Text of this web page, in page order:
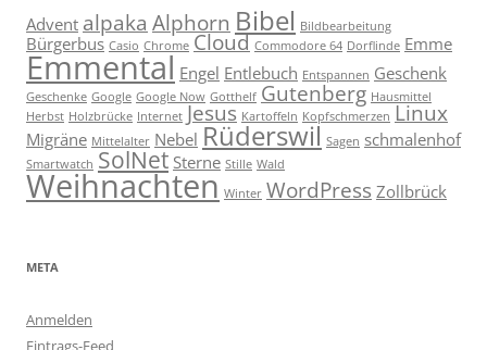
Advent alpaka Alphorn Bibel Bildbearbeitung
Bürgerbus Casio Chrome Cloud Commodore 64 Dorflinde Emme
Emmental Engel Entlebuch Entspannen Geschenk
Geschenke Google Google Now Gotthelf Gutenberg Hausmittel
Herbst Holzbrücke Internet Jesus Kartoffeln Kopfschmerzen Linux
Migräne Mittelalter Nebel Rüderswil Sagen schmalenhof
Smartwatch SolNet Sterne Stille Wald
Weihnachten Winter WordPress Zollbrück
META
Anmelden
Eintrags-Feed